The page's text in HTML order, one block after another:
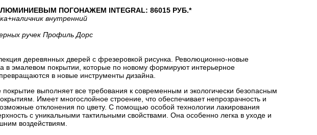
ПОГОНАЖЕМ INTEGRAL: 86015 РУБ.*
+наличник внутренний
ручек Профиль Дорс
деревянных дверей с фрезеровкой рисунка. Революционно-новые
в эмалевом покрытии, которые по новому формируют интерьерное
в новые инструменты дизайна.
выполняет все требования к современным и экологически безопасным
Имеет многослойное строение, что обеспечивает непрозрачность и
отклонения по цвету. С помощью особой технологии лакирования
с уникальными тактильными свойствами. Она особенно легка в уходе и
воздействиям.